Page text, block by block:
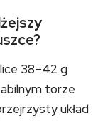
38–42 g
torze
układ